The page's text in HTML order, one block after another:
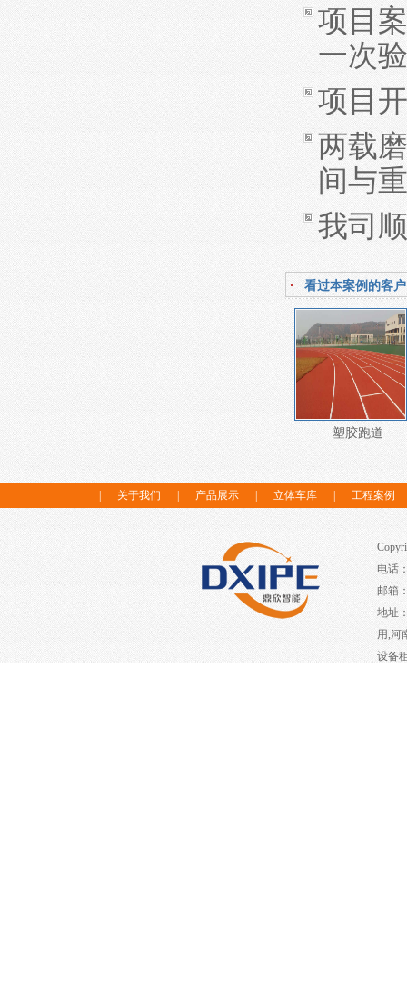
项目
一次
项目
两载
间与
我司
看过本案例的客
塑胶跑道
关于我们 产品展示 立体车库 工程案例
电话
邮箱
地址
用,河
设备